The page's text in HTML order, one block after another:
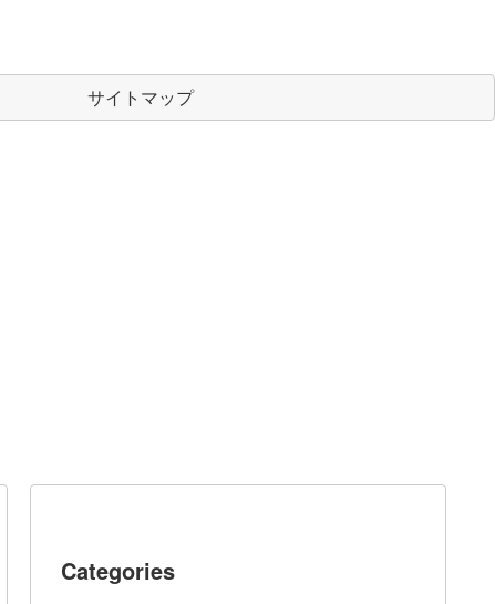
サイトマップ
Categories